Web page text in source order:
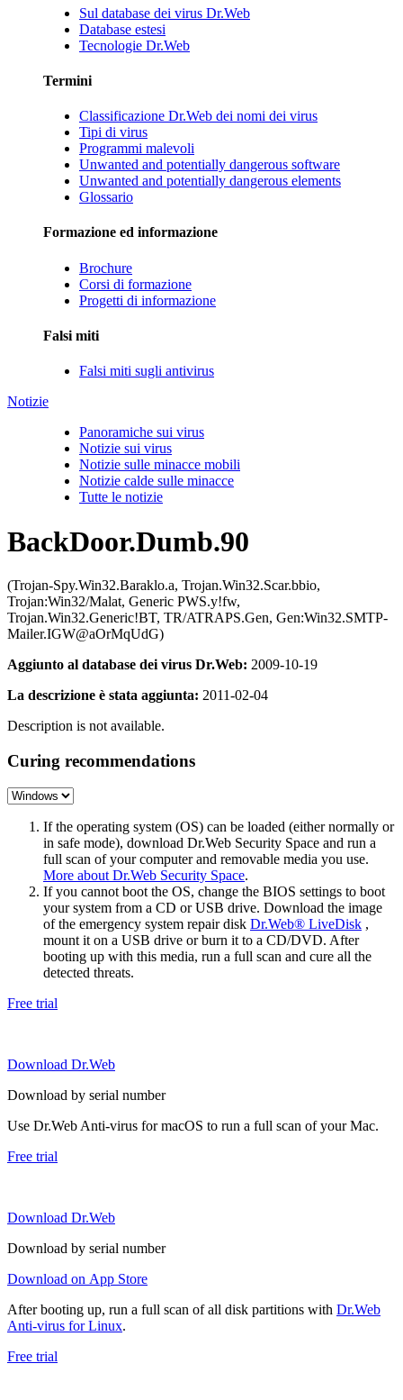
Sul database dei virus Dr.Web
Database estesi
Tecnologie Dr.Web
Termini
Classificazione Dr.Web dei nomi dei virus
Tipi di virus
Programmi malevoli
Unwanted and potentially dangerous software
Unwanted and potentially dangerous elements
Glossario
Formazione ed informazione
Brochure
Corsi di formazione
Progetti di informazione
Falsi miti
Falsi miti sugli antivirus
Notizie
Panoramiche sui virus
Notizie sui virus
Notizie sulle minacce mobili
Notizie calde sulle minacce
Tutte le notizie
BackDoor.Dumb.90
(Trojan-Spy.Win32.Baraklo.a, Trojan.Win32.Scar.bbio,
Trojan:Win32/Malat, Generic PWS.y!fw,
Trojan.Win32.Generic!BT, TR/ATRAPS.Gen, Gen:Win32.SMTP-
Mailer.IGW@aOrMqUdG)
Aggiunto al database dei virus Dr.Web: 2009-10-19
La descrizione è stata aggiunta: 2011-02-04
Description is not available.
Curing recommendations
If the operating system (OS) can be loaded (either normally or
in safe mode), download Dr.Web Security Space and run a
full scan of your computer and removable media you use.
More about Dr.Web Security Space.
If you cannot boot the OS, change the BIOS settings to boot
your system from a CD or USB drive. Download the image
of the emergency system repair disk Dr.Web® LiveDisk ,
mount it on a USB drive or burn it to a CD/DVD. After
booting up with this media, run a full scan and cure all the
detected threats.
Free trial
Download Dr.Web
Download by serial number
Use Dr.Web Anti-virus for macOS to run a full scan of your Mac.
Free trial
Download Dr.Web
Download by serial number
Download on App Store
After booting up, run a full scan of all disk partitions with Dr.Web
Anti-virus for Linux.
Free trial